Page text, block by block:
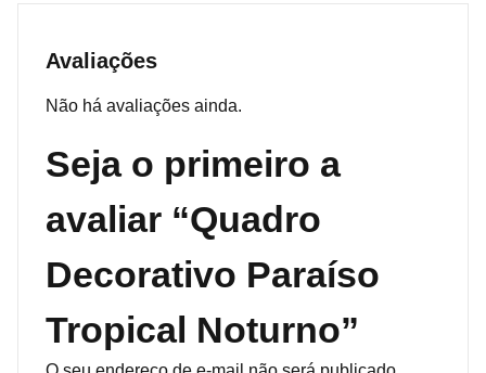
Avaliações
Não há avaliações ainda.
Seja o primeiro a
avaliar “Quadro
Decorativo Paraíso
Tropical Noturno”